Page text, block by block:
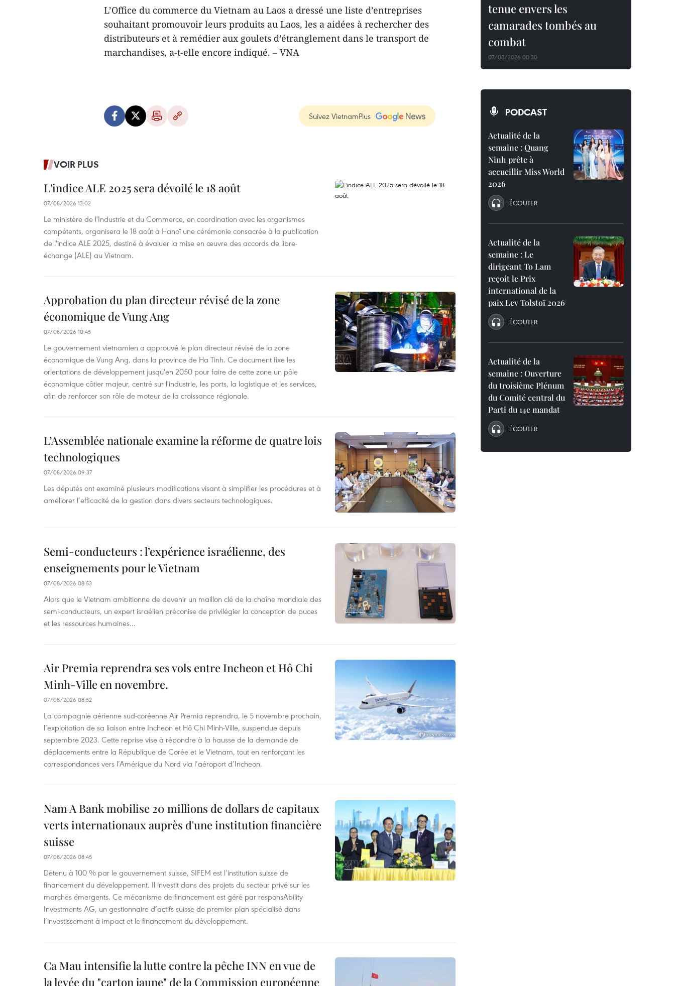
L’Office du commerce du Vietnam au Laos a dressé une liste d’entreprises
souhaitant promouvoir leurs produits au Laos, les a aidées à rechercher des
distributeurs et à remédier aux goulets d’étranglement dans le transport de
marchandises, a-t-elle encore indiqué. – VNA
Suivez VietnamPlus
VOIR PLUS
L'indice ALE 2025 sera dévoilé le 18 août
07/08/2026 13:02
Le ministère de l'Industrie et du Commerce, en coordination avec les organismes
compétents, organisera le 18 août à Hanoï une cérémonie consacrée à la publication
de l'indice ALE 2025, destiné à évaluer la mise en œuvre des accords de libre-
échange (ALE) au Vietnam.
Approbation du plan directeur révisé de la zone
économique de Vung Ang
07/08/2026 10:45
Le gouvernement vietnamien a approuvé le plan directeur révisé de la zone
économique de Vung Ang, dans la province de Ha Tinh. Ce document fixe les
orientations de développement jusqu'en 2050 pour faire de cette zone un pôle
économique côtier majeur, centré sur l'industrie, les ports, la logistique et les services,
afin de renforcer son rôle de moteur de la croissance régionale.
L’Assemblée nationale examine la réforme de quatre lois
technologiques
07/08/2026 09:37
Les députés ont examiné plusieurs modifications visant à simplifier les procédures et à
améliorer l’efficacité de la gestion dans divers secteurs technologiques.
Semi-conducteurs : l’expérience israélienne, des
enseignements pour le Vietnam
07/08/2026 08:53
Alors que le Vietnam ambitionne de devenir un maillon clé de la chaîne mondiale des
semi-conducteurs, un expert israélien préconise de privilégier la conception de puces
et les ressources humaines...
Air Premia reprendra ses vols entre Incheon et Hô Chi
Minh-Ville en novembre.
07/08/2026 08:52
La compagnie aérienne sud-coréenne Air Premia reprendra, le 5 novembre prochain,
l’exploitation de sa liaison entre Incheon et Hô Chi Minh-Ville, suspendue depuis
septembre 2023. Cette reprise vise à répondre à la hausse de la demande de
déplacements entre la République de Corée et le Vietnam, tout en renforçant les
correspondances vers l’Amérique du Nord via l’aéroport d’Incheon.
Nam A Bank mobilise 20 millions de dollars de capitaux
verts internationaux auprès d'une institution financière
suisse
07/08/2026 08:45
Détenu à 100 % par le gouvernement suisse, SIFEM est l’institution suisse de
financement du développement. Il investit dans des projets du secteur privé sur les
marchés émergents. Ce mécanisme de financement est géré par responsAbility
Investments AG, un gestionnaire d’actifs suisse de premier plan spécialisé dans
l’investissement à impact et le financement du développement.
Ca Mau intensifie la lutte contre la pêche INN en vue de
la levée du "carton jaune" de la Commission européenne
tenue envers les
camarades tombés au
combat
07/08/2026 00:30
PODCAST
Actualité de la
semaine : Quang
Ninh prête à
accueillir Miss World
2026
ÉCOUTER
Actualité de la
semaine : Le
dirigeant To Lam
reçoit le Prix
international de la
paix Lev Tolstoï 2026
ÉCOUTER
Actualité de la
semaine : Ouverture
du troisième Plénum
du Comité central du
Parti du 14e mandat
ÉCOUTER